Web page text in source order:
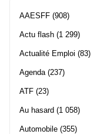
AAESFF (908)
Actu flash (1 299)
Actualité Emploi (83)
Agenda (237)
ATF (23)
Au hasard (1 058)
Automobile (355)